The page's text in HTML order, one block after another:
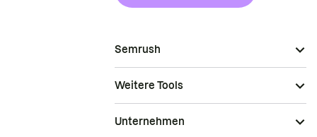
Semrush
Weitere Tools
Unternehmen